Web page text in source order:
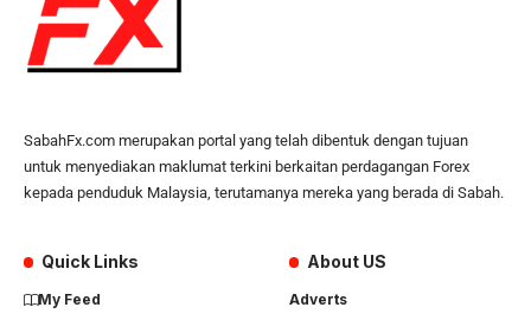
SabahFx.com merupakan portal yang telah dibentuk dengan tujuan
untuk menyediakan maklumat terkini berkaitan perdagangan Forex
kepada penduduk Malaysia, terutamanya mereka yang berada di Sabah.
Quick Links
My Feed
About US
Adverts